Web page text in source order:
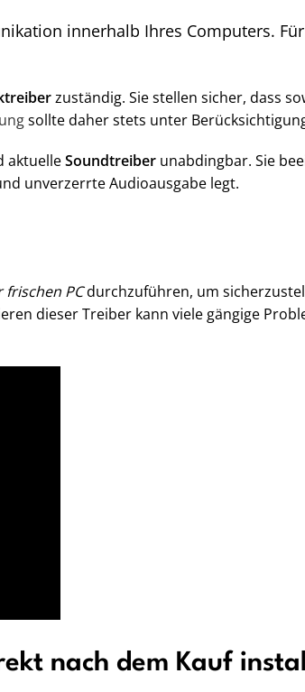
innerhalb Ihres Computers.
zuständig. Sie stellen sicher, dass
sollte daher stets unter
aktuelleSoundtreiber unabdingbar. Sie
unverzerrte Audioausgabe legt.
PCdurchzuführen, um
dieser Treiber kann viele gängige
nach dem Kauf